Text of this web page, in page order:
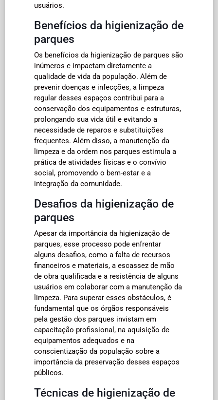
usuários.
Benefícios da higienização de
parques
Os benefícios da higienização de parques são
inúmeros e impactam diretamente a
qualidade de vida da população. Além de
prevenir doenças e infecções, a limpeza
regular desses espaços contribui para a
conservação dos equipamentos e estruturas,
prolongando sua vida útil e evitando a
necessidade de reparos e substituições
frequentes. Além disso, a manutenção da
limpeza e da ordem nos parques estimula a
prática de atividades físicas e o convívio
social, promovendo o bem-estar e a
integração da comunidade.
Desafios da higienização de
parques
Apesar da importância da higienização de
parques, esse processo pode enfrentar
alguns desafios, como a falta de recursos
financeiros e materiais, a escassez de mão
de obra qualificada e a resistência de alguns
usuários em colaborar com a manutenção da
limpeza. Para superar esses obstáculos, é
fundamental que os órgãos responsáveis
pela gestão dos parques invistam em
capacitação profissional, na aquisição de
equipamentos adequados e na
conscientização da população sobre a
importância da preservação desses espaços
públicos.
Técnicas de higienização de